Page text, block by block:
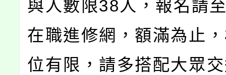
與人數限38人，報名請
在職進修網，額滿為止
位有限，請多搭配大眾